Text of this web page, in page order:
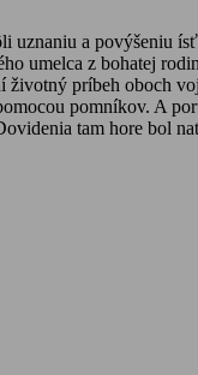
a povýšeniu
umelca z bohatej
príbeh oboch
pomníkov. A
tam hore bol